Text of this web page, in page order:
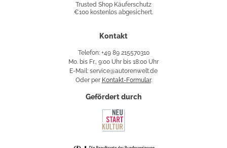
Käuferschutz
Trusted Shop Käuferschutz
€100 kostenlos abgesichert.
Kontakt
Telefon: +49 89 215570310
Mo. bis Fr., 9:00 Uhr bis 18:00 Uhr
E-Mail: service@autorenwelt.de
Oder per Kontakt-Formular.
Gefördert durch